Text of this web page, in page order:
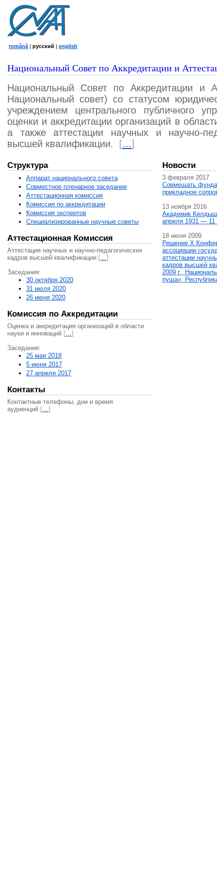
română | русский | english
Национальный Совет по Аккредитации и
Национальный Совет по Аккредитации и
Национальный совет) со статусом
учреждением центрального публичного
оценки и аккредитации организаций в
а также аттестации научных и научно-
высшей квалификации.
[…]
Структура
Аппарат национального совета
Совместное пленарное заседание
Аттестационная комисcия
Комиссия по аккредитации
Комиссия экспертов
Специализированные научные советы
Аттестационная Комиссия
Аттестация научных и научно-педагогических
кадров высшей квалификации […]
Заседания:
30 октября 2020
31 июля 2020
26 июня 2020
Комиссия по Аккредитации
Оценка и аккредитация организаций в области
науки и инноваций […]
Заседания:
25 мая 2018
5 июня 2017
27 апреля 2017
Контакты
Контактные телефоны, дни и время
аудиенций […]
Новости
3 февраля 2017
Совмещать
прикладное
13 ноября 2016
Академик
апреля 1931 — 11
18 июня 2009
Решение X
ассоциации
аттестации
кадров высшей
2009 г.,
пуща»,